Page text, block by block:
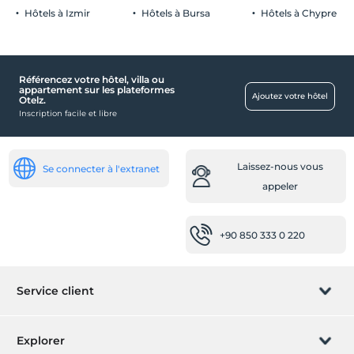
Ascenseur
Salle de réunion
Service d'accueil
Hôtels à Izmir Hôtels à Bursa Hôtels à Chypre
Référencez votre hôtel, villa ou
appartement sur les plateformes
Otelz.
Inscription facile et libre
Ajoutez votre hôtel
Se connecter à l'extranet
Laissez-nous vous
appeler
+90 850 333 0 220
Service client
Gérer la réservation
Explorer